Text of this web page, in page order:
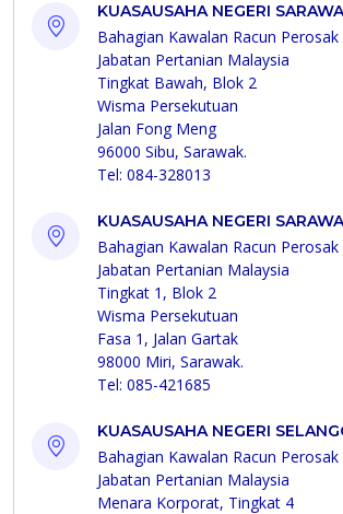
KUASAUSAHA NEGERI
Bahagian Kawalan Racun
Jabatan Pertanian Malaysia
Tingkat Bawah, Blok 2
Wisma Persekutuan
Jalan Fong Meng
96000 Sibu, Sarawak.
Tel: 084-328013
KUASAUSAHA NEGERI
Bahagian Kawalan Racun
Jabatan Pertanian Malaysia
Tingkat 1, Blok 2
Wisma Persekutuan
Fasa 1, Jalan Gartak
98000 Miri, Sarawak.
Tel: 085-421685
KUASAUSAHA NEGERI
Bahagian Kawalan Racun
Jabatan Pertanian Malaysia
Menara Korporat, Tingkat 4